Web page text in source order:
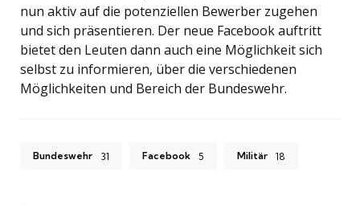
nun aktiv auf die potenziellen Bewerber zugehen
und sich präsentieren. Der neue Facebook auftritt
bietet den Leuten dann auch eine Möglichkeit sich
selbst zu informieren, über die verschiedenen
Möglichkeiten und Bereich der Bundeswehr.
Bundeswehr 31 Facebook 5 Militär 18